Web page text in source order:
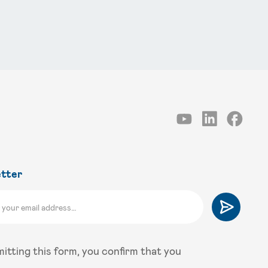
this form, you confirm that you